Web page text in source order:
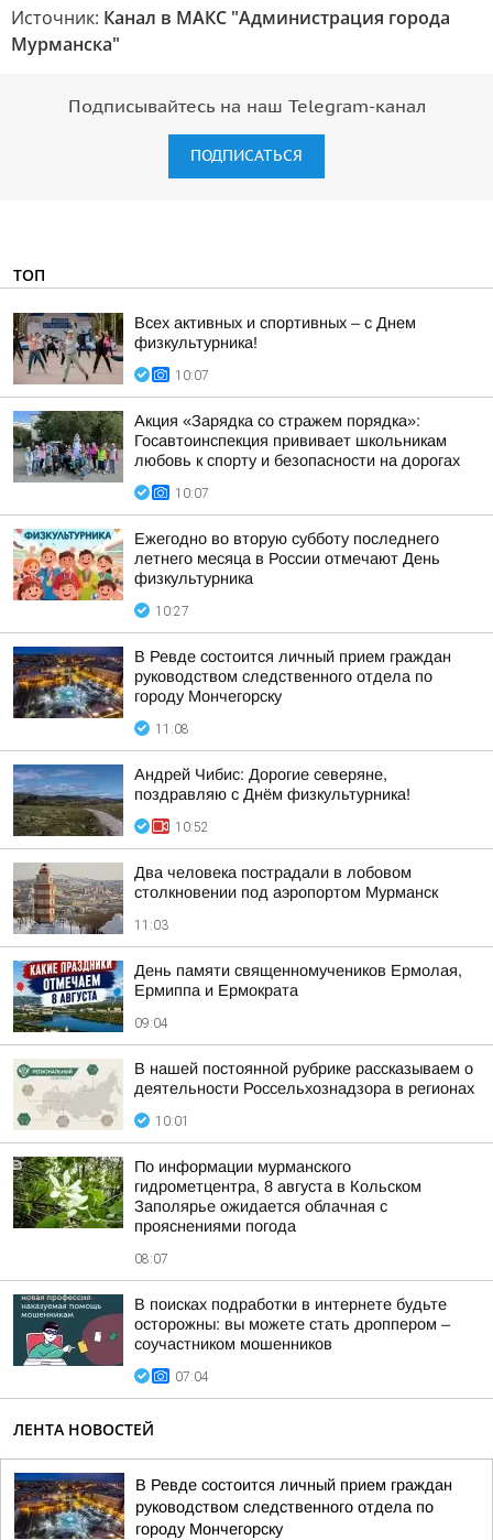
Источник: Канал в МАКС "Администрация города
Мурманска"
Подписывайтесь на наш Telegram-канал
ПОДПИСАТЬСЯ
ТОП
Всех активных и спортивных – с Днем
физкультурника!
10:07
Акция «Зарядка со стражем порядка»:
Госавтоинспекция прививает школьникам
любовь к спорту и безопасности на дорогах
10:07
Ежегодно во вторую субботу последнего
летнего месяца в России отмечают День
физкультурника
10:27
В Ревде состоится личный прием граждан
руководством следственного отдела по
городу Мончегорску
11:08
Андрей Чибис: Дорогие северяне,
поздравляю с Днём физкультурника!
10:52
Два человека пострадали в лобовом
столкновении под аэропортом Мурманск
11:03
День памяти священномучеников Ермолая,
Ермиппа и Ермократа
09:04
В нашей постоянной рубрике рассказываем о
деятельности Россельхознадзора в регионах
10:01
По информации мурманского
гидрометцентра, 8 августа в Кольском
Заполярье ожидается облачная с
прояснениями погода
08:07
В поисках подработки в интернете будьте
осторожны: вы можете стать дроппером –
соучастником мошенников
07:04
ЛЕНТА НОВОСТЕЙ
В Ревде состоится личный прием граждан
руководством следственного отдела по
городу Мончегорску